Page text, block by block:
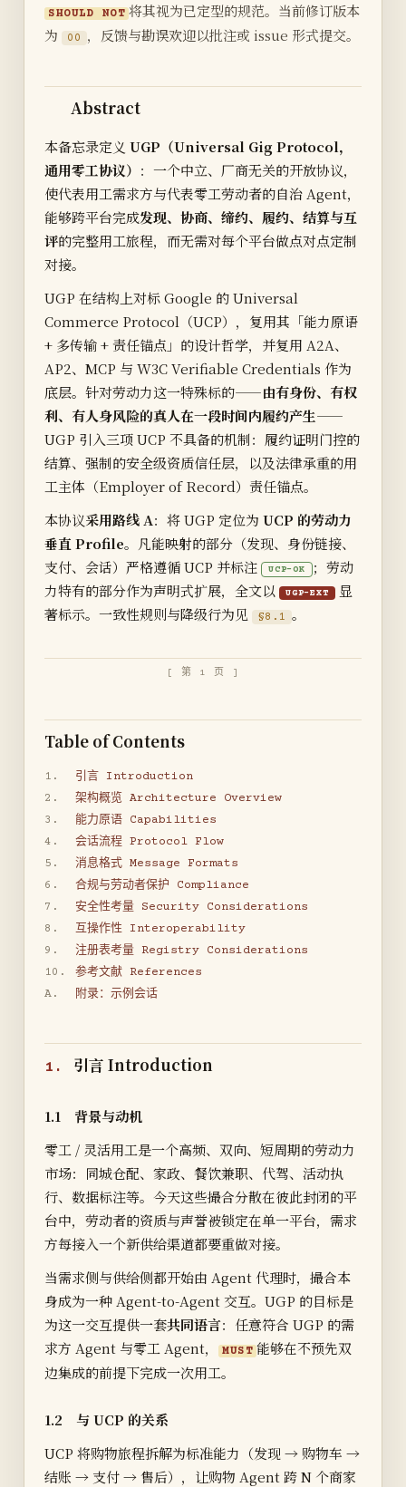
SHOULD NOT 将其视为已定型的规范。当前修订版本
为
00 ，反馈与勘误欢迎以批注或 issue 形式提交。
Abstract
本备忘录定义 UGP（Universal Gig Protocol，
通用零工协议） ：一个中立、厂商无关的开放协议，
使代表用工需求方与代表零工劳动者的自治 Agent，
能够跨平台完成发现、协商、缔约、履约、结算与互
评的完整用工旅程，而无需对每个平台做点对点定制
对接。
UGP 在结构上对标 Google 的 Universal
Commerce Protocol（UCP），复用其「能力原语
+ 多传输 + 责任锚点」的设计哲学，并复用 A2A、
AP2、MCP 与 W3C Verifiable Credentials 作为
底层。针对劳动力这一特殊标的——由有身份、有权
利、有人身风险的真人在一段时间内履约产生——
UGP 引入三项 UCP 不具备的机制：履约证明门控的
结算、强制的安全级资质信任层，以及法律承重的用
工主体（Employer of Record）责任锚点。
本协议采用路线 A：将 UGP 定位为 UCP 的劳动力
垂直 Profile。凡能映射的部分（发现、身份链接、
支付、会话）严格遵循 UCP 并标注
UCP-OK
；劳动
力特有的部分作为声明式扩展，全文以
UGP-EXT
显
著标示。一致性规则与降级行为见
§8.1 。
[ 第 1 页 ]
Table of Contents
1.
引言 Introduction
2.
架构概览 Architecture Overview
3.
能力原语 Capabilities
4.
会话流程 Protocol Flow
5.
消息格式 Message Formats
6.
合规与劳动者保护 Compliance
7.
安全性考量 Security Considerations
8.
互操作性 Interoperability
9.
注册表考量 Registry Considerations
10.
参考文献 References
A.
附录：示例会话
1. 引言 Introduction
1.1 背景与动机
零工 / 灵活用工是一个高频、双向、短周期的劳动力
市场：同城仓配、家政、餐饮兼职、代驾、活动执
行、数据标注等。今天这些撮合分散在彼此封闭的平
台中，劳动者的资质与声誉被锁定在单一平台，需求
方每接入一个新供给渠道都要重做对接。
当需求侧与供给侧都开始由 Agent 代理时，撮合本
身成为一种 Agent-to-Agent 交互。UGP 的目标是
为这一交互提供一套共同语言：任意符合 UGP 的需
求方 Agent 与零工 Agent，
MUST 能够在不预先双
边集成的前提下完成一次用工。
1.2 与 UCP 的关系
UCP 将购物旅程拆解为标准能力（发现 → 购物车 →
结账 → 支付 → 售后），让购物 Agent 跨 N 个商家